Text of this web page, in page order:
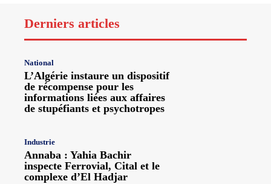
Derniers articles
National
L’Algérie instaure un dispositif
de récompense pour les
informations liées aux affaires
de stupéfiants et psychotropes
Industrie
Annaba : Yahia Bachir
inspecte Ferrovial, Cital et le
complexe d’El Hadjar